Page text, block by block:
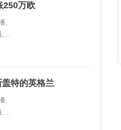
250万欧
,
特的英格兰
,